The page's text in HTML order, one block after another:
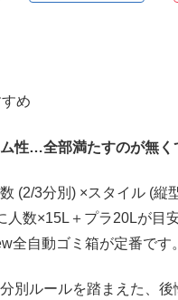
性…全部満たすのが無く
(2/3分別) ×スタイル (縦
人数×15L＋プラ20Lが目
全自動ゴミ箱が定番です。
別ルールを踏まえた、